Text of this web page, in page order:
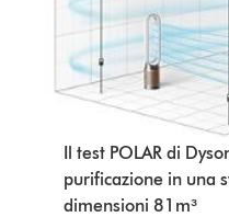
Il test POLAR di
purificazione in una
dimensioni 81m³